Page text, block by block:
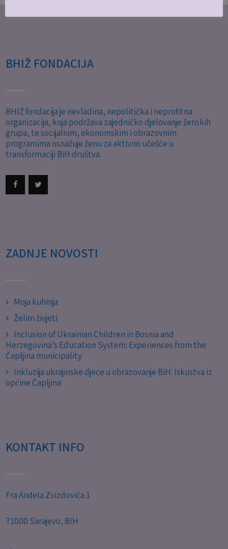
BHIŽ FONDACIJA
BHIŽ fondacija je nevladina, nepolitička i neprofitna
organizacija, koja podržava zajedničko djelovanje ženskih
grupa, te socijalnim, ekonomskim i obrazovnim
programima osnažuje ženu za aktivno učešće u
transformaciji BiH društva.
ZADNJE NOVOSTI
Moja kuhinja
Želim živjeti
Inclusion of Ukrainian Children in Bosnia and
Herzegovina’s Education System: Experiences from the
Čapljina municipality
Inkluzija ukrajinske djece u obrazovanje BiH: Iskustva iz
općine Čapljina
KONTAKT INFO
Fra Anđela Zvizdovića 1
71000 Sarajevo, BIH